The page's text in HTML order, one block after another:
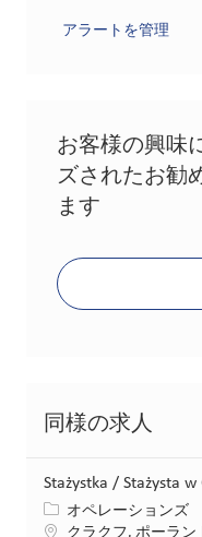
アラートを管理
お客様の興味
ズされたお勧
ます
同様の求人
Stażystka / Stażysta
カテゴリー
オペレーションズ
場所クラクフ, ポーラン